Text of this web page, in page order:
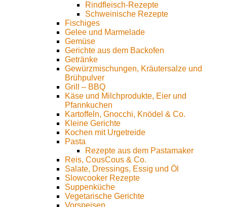
Rindfleisch-Rezepte
Schweinische Rezepte
Fischiges
Gelee und Marmelade
Gemüse
Gerichte aus dem Backofen
Getränke
Gewürzmischungen, Kräutersalze und
Brühpulver
Grill – BBQ
Käse und Milchprodukte, Eier und
Pfannkuchen
Kartoffeln, Gnocchi, Knödel & Co.
Kleine Gerichte
Kochen mit Urgetreide
Pasta
Rezepte aus dem Pastamaker
Reis, CousCous & Co.
Salate, Dressings, Essig und Öl
Slowcooker Rezepte
Suppenküche
Vegetarische Gerichte
Vorspeisen